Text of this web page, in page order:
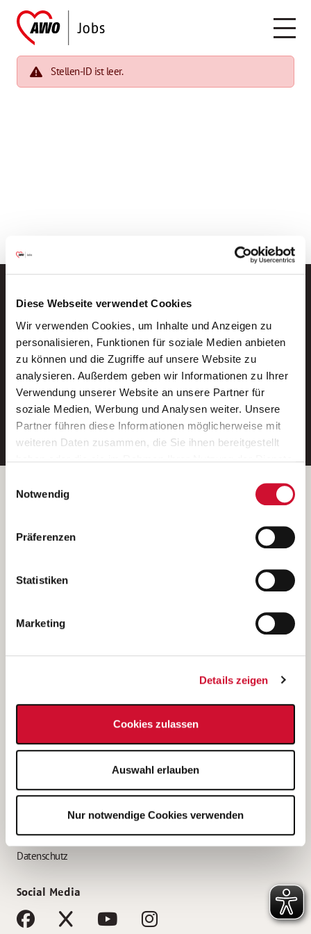
Diese Webseite verwendet Cookies
Wir verwenden Cookies, um Inhalte und Anzeigen zu
personalisieren, Funktionen für soziale Medien anbieten
zu können und die Zugriffe auf unsere Website zu
analysieren. Außerdem geben wir Informationen zu Ihrer
Verwendung unserer Website an unsere Partner für
soziale Medien, Werbung und Analysen weiter. Unsere
Partner führen diese Informationen möglicherweise mit
weiteren Daten zusammen, die Sie ihnen bereitgestellt
Wenn Sie auf „Cookies zulassen“ klicken, so stimmen
Sie der Speicherung sämtlicher Cookies zu. Sie können
Ihre Einwilligung selbstverständlich jederzeit widerrufen,
indem Sie die Cookie-Einstellungen aufrufen und diese
unsererDatenschutzerklärung
Notwendig
Präferenzen
Statistiken
Marketing
Details zeigen
Cookies zulassen
Auswahl erlauben
Nur notwendige Cookies verwenden
Stellen-ID ist leer.
Neue Stellen per E-Mail.
Ein kostenloser Service von AWO
Jobs.
E-Mail-Adresse eintragen
Betreiber der Webseite
Kantstraße 45a
(Ein Tochterunternehmen des AWO Bezirksverbandes Unterfranken
e.V.)
Bewerbung als Altenpflegehelfer*in
Bewerbung als Erzieher*in
AWO Gliederungen nach Bundesland
Impressum
Datenschutz
Social Media